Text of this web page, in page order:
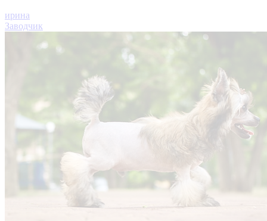
ирина
Заводчик